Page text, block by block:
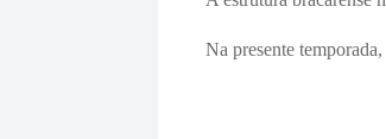
Na presente